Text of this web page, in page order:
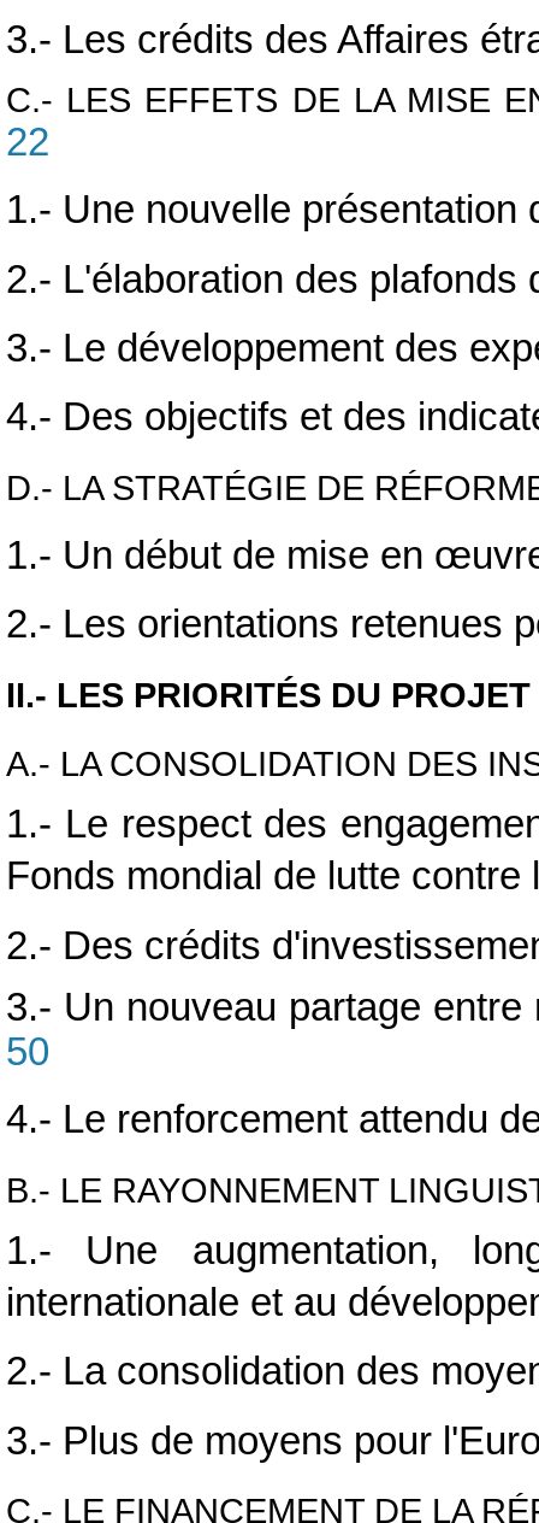
3.- Les crédits des Affaires
C.- LES EFFETS DE LA MISE
22
1.- Une nouvelle
2.- L'élaboration des plafonds
3.- Le développement des
4.- Des objectifs et des
D.- LA STRATÉGIE DE
1.- Un début de mise en
2.- Les orientations retenues
II.- LES PRIORITÉS DU
A.- LA CONSOLIDATION DES
1.- Le respect des
Fonds mondial de lutte contre
2.- Des crédits
3.- Un nouveau partage
50
4.- Le renforcement attendu
B.- LE RAYONNEMENT
1.- Une augmentation,
internationale et au
2.- La consolidation des
3.- Plus de moyens pour
C.- LE FINANCEMENT DE LA